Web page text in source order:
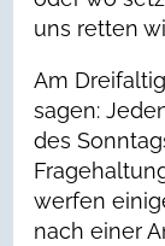
uns retten
Am
sagen:
des
werfen
nach einer